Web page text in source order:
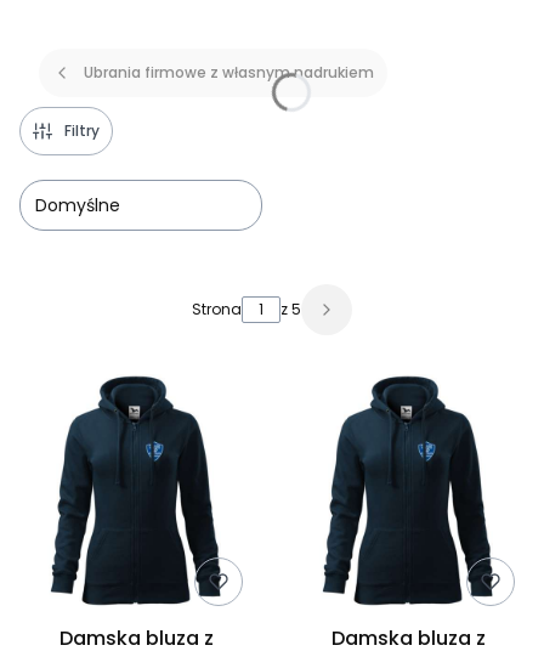
Ubrania firmowe z własnym nadrukiem
Filtry
Domyślne
Strona z 5
Damska bluza z
Damska bluza z